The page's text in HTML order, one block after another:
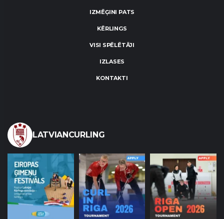
IZMĒĢINI PATS
KĒRLINGS
VISI SPĒLĒTĀJI
IZLASES
KONTAKTI
LATVIANCURLING